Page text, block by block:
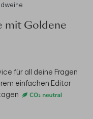
mit Goldene
für all deine Fragen
einfachen Editor